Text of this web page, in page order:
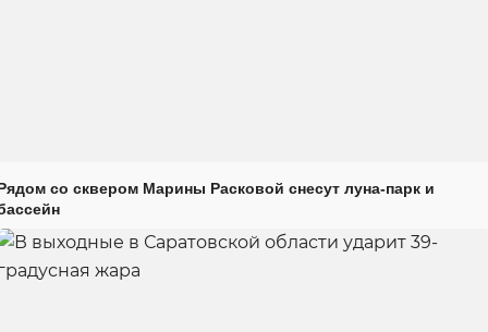
со сквером Марины Расковой снесут луна-парк и